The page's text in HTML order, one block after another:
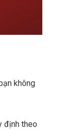
không
định theo